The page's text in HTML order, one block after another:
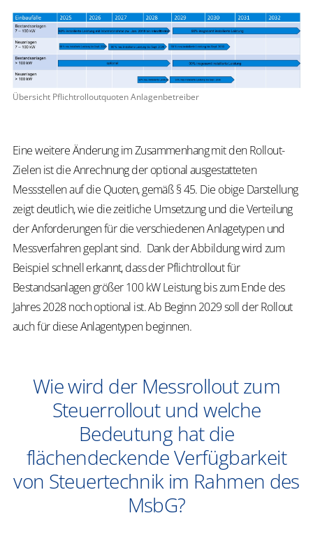
Übersicht Pflichtrolloutquoten Anlagenbetreiber
Eine weitere Änderung im Zusammenhang mit den Rollout-
Zielen ist die Anrechnung der optional ausgestatteten
Messstellen auf die Quoten, gemäß § 45. Die obige Darstellung
zeigt deutlich, wie die zeitliche Umsetzung und die Verteilung
der Anforderungen für die verschiedenen Anlagetypen und
Messverfahren geplant sind. Dank der Abbildung wird zum
Beispiel schnell erkannt, dass der Pflichtrollout für
Bestandsanlagen größer 100 kW Leistung bis zum Ende des
Jahres 2028 noch optional ist. Ab Beginn 2029 soll der Rollout
auch für diese Anlagentypen beginnen.
Wie wird der Messrollout zum
Steuerrollout und welche
Bedeutung hat die
flächendeckende Verfügbarkeit
von Steuertechnik im Rahmen des
MsbG?